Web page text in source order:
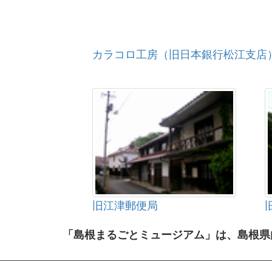
カラコロ工房（旧日本銀行松江支店
旧江津郵便局
「島根まるごとミュージアム」は、島根